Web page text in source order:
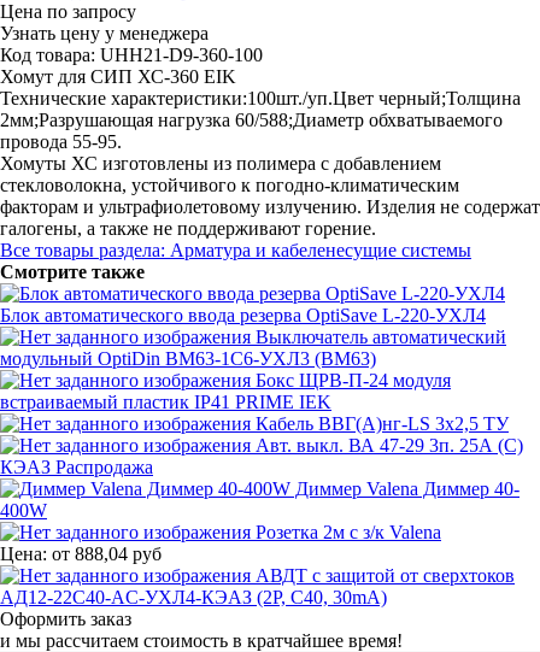
Цена по запросу
Узнать цену у менеджера
Код товара: UHH21-D9-360-100
Хомут для СИП ХС-360 EIK
Технические характеристики:100шт./уп.Цвет черный;Толщина
2мм;Разрушающая нагрузка 60/588;Диаметр обхватываемого
провода 55-95.
Хомуты ХС изготовлены из полимера с добавлением
стекловолокна, устойчивого к погодно-климатическим
факторам и ультрафиолетовому излучению. Изделия не содержат
галогены, а также не поддерживают горение.
Все товары раздела: Арматура и кабеленесущие системы
Смотрите также
Блок автоматического ввода резерва OptiSave L-220-УХЛ4
Выключатель автоматический
модульный OptiDin BM63-1C6-УХЛ3 (ВМ63)
Бокс ЩРВ-П-24 модуля
встраиваемый пластик IP41 PRIME IEK
Кабель ВВГ(А)нг-LS 3x2,5 ТУ
Авт. выкл. ВА 47-29 3п. 25А (С)
КЭАЗ Распродажа
Диммер Valena Диммер 40-
400W
Розетка 2м с з/к Valena
Цена: от 888,04 руб
АВДТ с защитой от сверхтоков
АД12-22C40-АC-УХЛ4-КЭАЗ (2P, C40, 30mA)
Оформить заказ
и мы рассчитаем стоимость в кратчайшее время!